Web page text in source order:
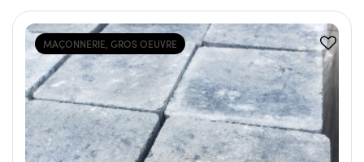
MAÇONNERIE, GROS OEUVRE